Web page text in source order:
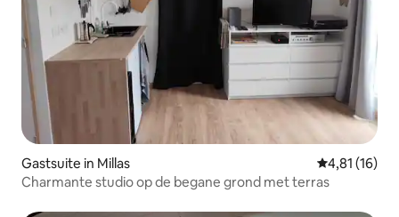
Gastsuite in Millas Gemiddelde
4,81 (16)
Charmante studio op de begane grond met terras